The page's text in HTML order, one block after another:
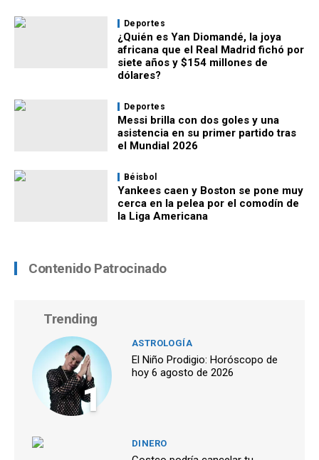
Deportes
¿Quién es Yan Diomandé, la joya
africana que el Real Madrid fichó por
siete años y $154 millones de
dólares?
Deportes
Messi brilla con dos goles y una
asistencia en su primer partido tras
el Mundial 2026
Béisbol
Yankees caen y Boston se pone muy
cerca en la pelea por el comodín de
la Liga Americana
Contenido Patrocinado
Trending
1
ASTROLOGÍA
El Niño Prodigio: Horóscopo de
hoy 6 agosto de 2026
DINERO